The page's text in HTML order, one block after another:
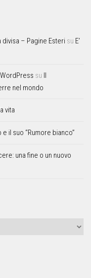
– Pagine Esteri su E’
WordPress su Il
nel mondo
vita
e il suo “Rumore bianco”
una fine o un nuovo